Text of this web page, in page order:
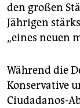
den großen
Jährigen
„eines neuen
Während die
Konservative
Ciudadanos-